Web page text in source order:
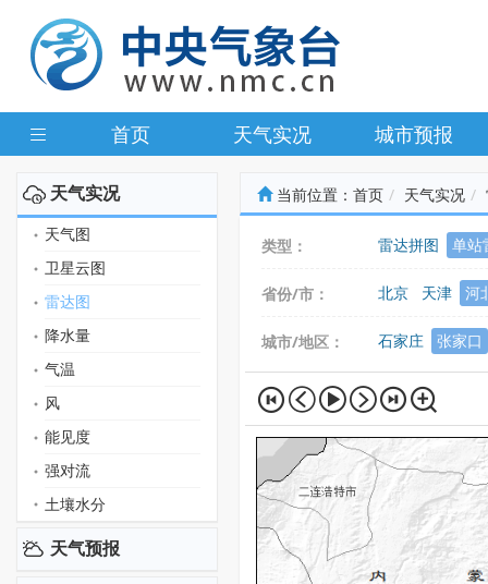
首页 天气实况 城市预报
天气实况
天气图
卫星云图
雷达图
降水量
气温
风
能见度
强对流
土壤水分
天气预报
当前位置： 首页 天气实况
类型： 雷达拼图 单站
省份/市： 北京 天津
河
城市/地区：
石家庄 张家口